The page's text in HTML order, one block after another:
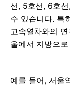
선, 5호선, 6호
수 있습니다. 특
고속열차와의
울에서 지방으
예를 들어, 서울